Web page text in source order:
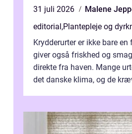
31 juli 2026
Malene
editorial,Plantepleje og
Krydderurter er ikke bare
giver også friskhed og
direkte fra haven. Mange
det danske klima, og de